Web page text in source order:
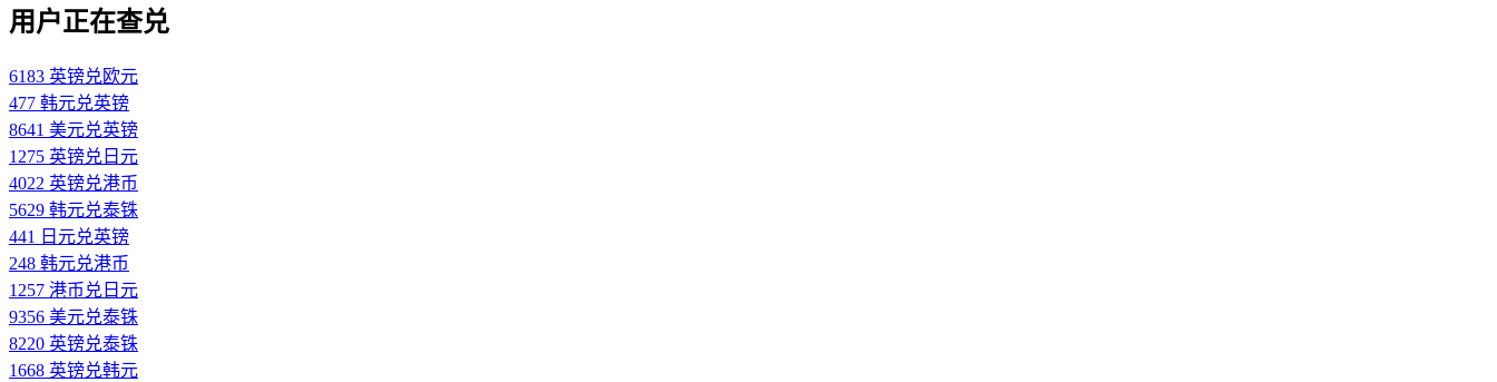
用户正在查兑
6183 英镑兑欧元
477 韩元兑英镑
8641 美元兑英镑
1275 英镑兑日元
4022 英镑兑港币
5629 韩元兑泰铢
441 日元兑英镑
248 韩元兑港币
1257 港币兑日元
9356 美元兑泰铢
8220 英镑兑泰铢
1668 英镑兑韩元